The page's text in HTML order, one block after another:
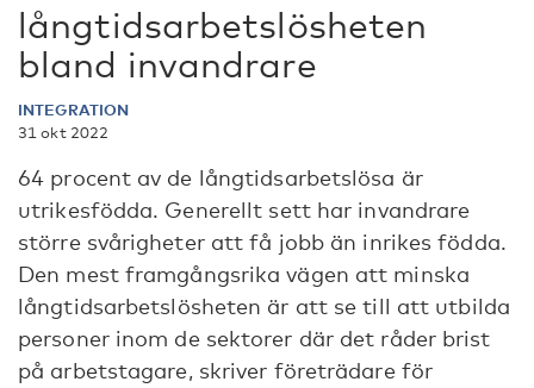
långtidsarbetslösheten
bland invandrare
INTEGRATION
31 okt 2022
64 procent av de långtidsarbetslösa är
utrikesfödda. Generellt sett har invandrare
större svårigheter att få jobb än inrikes födda.
Den mest framgångsrika vägen att minska
långtidsarbetslösheten är att se till att utbilda
personer inom de sektorer där det råder brist
på arbetstagare, skriver företrädare för